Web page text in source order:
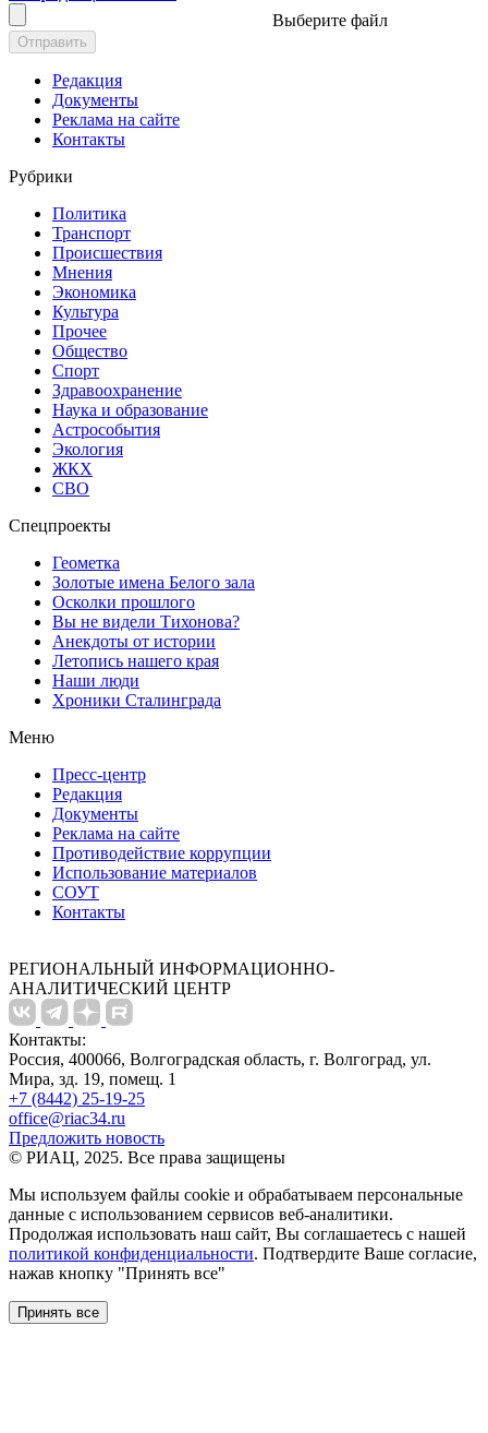
Выберите файл
Отправить
Редакция
Документы
Реклама на сайте
Контакты
Рубрики
Политика
Транспорт
Происшествия
Мнения
Экономика
Культура
Прочее
Общество
Спорт
Здравоохранение
Наука и образование
Астрособытия
Экология
ЖКХ
СВО
Спецпроекты
Геометка
Золотые имена Белого зала
Осколки прошлого
Вы не видели Тихонова?
Анекдоты от истории
Летопись нашего края
Наши люди
Хроники Сталинграда
Меню
Пресс-центр
Редакция
Документы
Реклама на сайте
Противодействие коррупции
Использование материалов
СОУТ
Контакты
РЕГИОНАЛЬНЫЙ ИНФОРМАЦИОННО-
АНАЛИТИЧЕСКИЙ ЦЕНТР
Контакты:
Россия, 400066, Волгоградская область, г. Волгоград, ул.
Мира, зд. 19, помещ. 1
+7 (8442) 25-19-25
office@riac34.ru
Предложить новость
© РИАЦ, 2025. Все права защищены
Мы используем файлы сookie и обрабатываем персональные
данные с использованием сервисов веб-аналитики.
Продолжая использовать наш сайт, Вы соглашаетесь с нашей
политикой конфиденциальности. Подтвердите Ваше согласие,
нажав кнопку "Принять все"
Принять все